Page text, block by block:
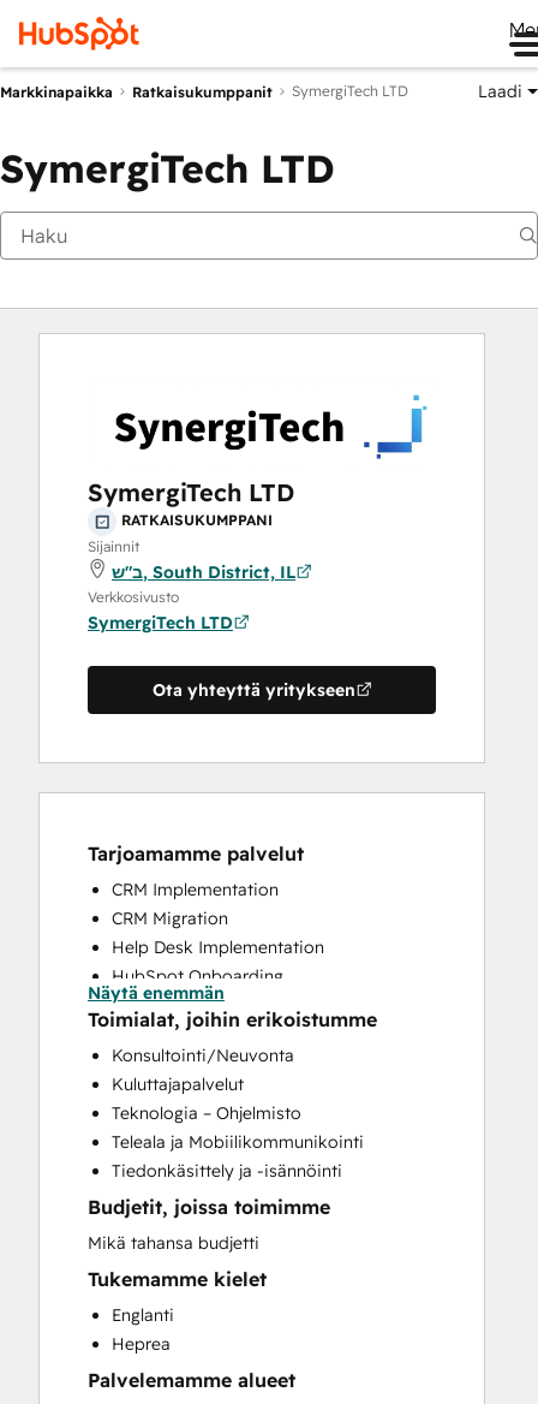
Markkinapaikka Ratkaisukumppanit SymergiTech LTD Laadi
SymergiTech LTD
SymergiTech LTD
RATKAISUKUMPPANI
Sijainnit
ב"ש, South District, IL
Verkkosivusto
SymergiTech LTD
Ota yhteyttä yritykseen
Tarjoamamme palvelut
CRM Implementation
CRM Migration
Help Desk Implementation
HubSpot Onboarding
Knowledge Base Development
Programmable Automation
Website Design
Website Development
Website Migration
Näytä enemmän
Toimialat, joihin erikoistumme
Konsultointi/Neuvonta
Kuluttajapalvelut
Teknologia – Ohjelmisto
Teleala ja Mobiilikommunikointi
Tiedonkäsittely ja -isännöinti
Budjetit, joissa toimimme
Mikä tahansa budjetti
Tukemamme kielet
Englanti
Heprea
Palvelemamme alueet